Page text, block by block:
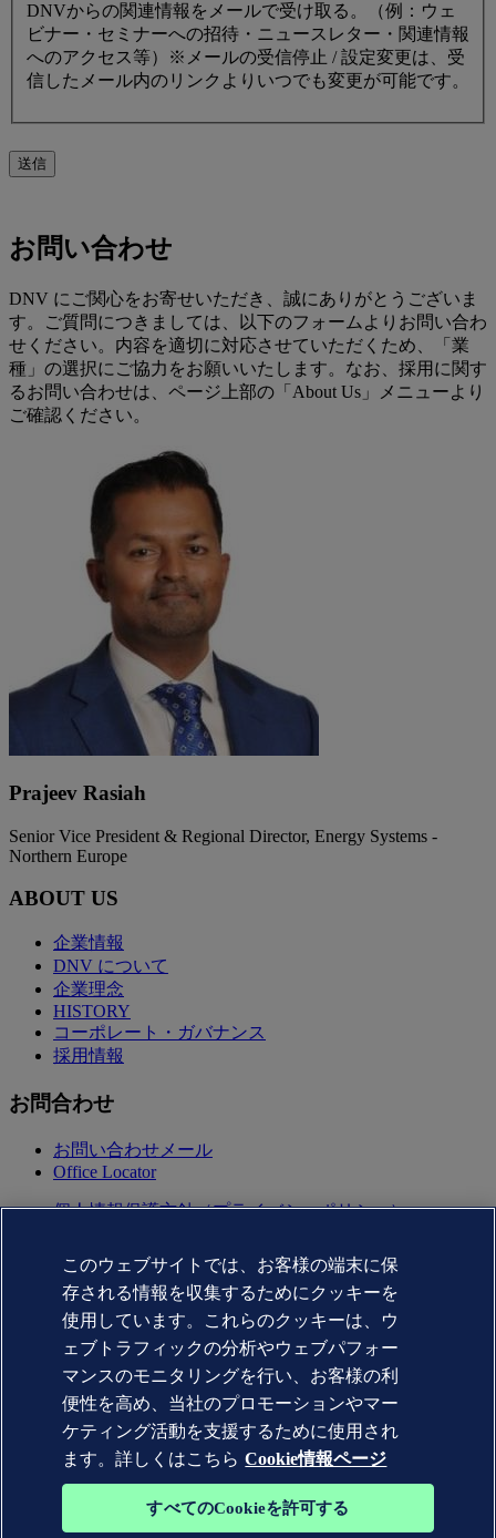
DNVからの関連情報をメールで受け取る。（例：ウェ
ビナー・セミナーへの招待・ニュースレター・関連情報
へのアクセス等）※メールの受信停止 / 設定変更は、受
信したメール内のリンクよりいつでも変更が可能です。
送信
お問い合わせ
DNV にご関心をお寄せいただき、誠にありがとうございま
す。ご質問につきましては、以下のフォームよりお問い合わ
せください。内容を適切に対応させていただくため、「業
種」の選択にご協力をお願いいたします。なお、採用に関す
るお問い合わせは、ページ上部の「About Us」メニューより
ご確認ください。
Prajeev Rasiah
Senior Vice President & Regional Director, Energy Systems -
Northern Europe
ABOUT US
企業情報
DNV について
企業理念
HISTORY
コーポレート・ガバナンス
採用情報
お問合わせ
お問い合わせメール
Office Locator
個人情報保護方針（プライバシーポリシー）
Copyright © DNV AS 2025
Cookie情報
Commercial Disclosure Based on the Act on Specified
Commercial Transactions（特定商取引法に基づく表記)
このウェブサイトでは、お客様の端末に保
存される情報を収集するためにクッキーを
使用しています。これらのクッキーは、ウ
ェブトラフィックの分析やウェブパフォー
マンスのモニタリングを行い、お客様の利
便性を高め、当社のプロモーションやマー
ケティング活動を支援するために使用され
ます。詳しくはこちら Cookie情報ページ
すべてのCookieを許可する